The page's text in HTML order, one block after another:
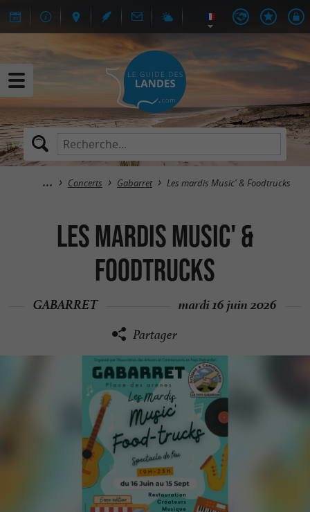
Concerts Gabarret Les mardis Music' & Foodtrucks
Les mardis Music' &
Foodtrucks
GABARRET mardi 16 juin 2026
Partager